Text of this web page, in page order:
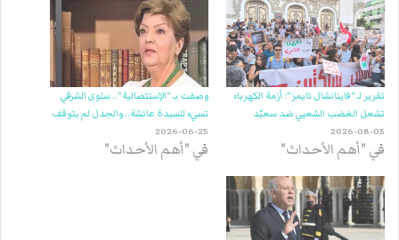
تقرير لـ “فاينانشال تايمز”: أزمة الكهرباء
تشعل الغضب الشعبي ضد سعيّد
2026-08-05
في "أهم الأحداث"
وصفت بـ “الإستئصالية”.. سلوى الشرفي
تسيء للسيدة عائشة.. والجدل لم يتوقف
2026-06-25
في "أهم الأحداث"